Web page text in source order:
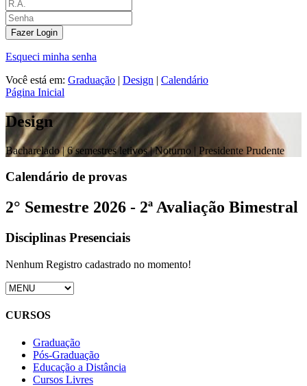
Fazer Login
Esqueci minha senha
Você está em: Graduação | Design | Calendário
Página Inicial
Design
Bacharelado |6 semestres letivos | Noturno | Presidente Prudente
Calendário de provas
2° Semestre 2026 - 2ª Avaliação Bimestral
Disciplinas Presenciais
Nenhum Registro cadastrado no momento!
CURSOS
Graduação
Pós-Graduação
Educação a Distância
Cursos Livres